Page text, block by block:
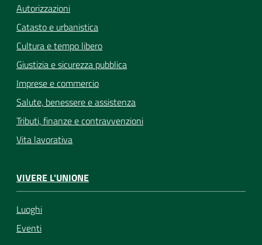
Autorizzazioni
Catasto e urbanistica
Cultura e tempo libero
Giustizia e sicurezza pubblica
Imprese e commercio
Salute, benessere e assistenza
Tributi, finanze e contravvenzioni
Vita lavorativa
VIVERE L'UNIONE
Luoghi
Eventi